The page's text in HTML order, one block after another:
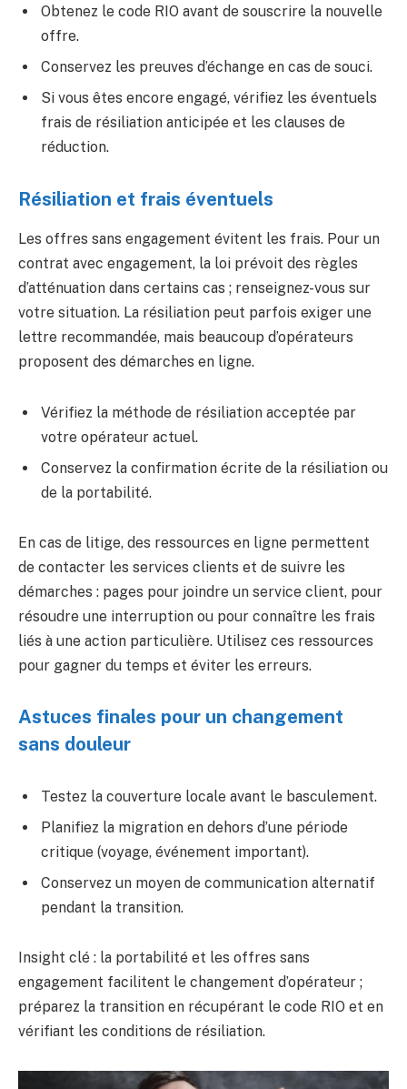
Obtenez le code RIO avant de souscrire la nouvelle
offre.
Conservez les preuves d’échange en cas de souci.
Si vous êtes encore engagé, vérifiez les éventuels
frais de résiliation anticipée et les clauses de
réduction.
Résiliation et frais éventuels
Les offres sans engagement évitent les frais. Pour un
contrat avec engagement, la loi prévoit des règles
d’atténuation dans certains cas ; renseignez-vous sur
votre situation. La résiliation peut parfois exiger une
lettre recommandée, mais beaucoup d’opérateurs
proposent des démarches en ligne.
Vérifiez la méthode de résiliation acceptée par
votre opérateur actuel.
Conservez la confirmation écrite de la résiliation ou
de la portabilité.
En cas de litige, des ressources en ligne permettent
de contacter les services clients et de suivre les
démarches : pages pour joindre un service client, pour
résoudre une interruption ou pour connaître les frais
liés à une action particulière. Utilisez ces ressources
pour gagner du temps et éviter les erreurs.
Astuces finales pour un changement
sans douleur
Testez la couverture locale avant le basculement.
Planifiez la migration en dehors d’une période
critique (voyage, événement important).
Conservez un moyen de communication alternatif
pendant la transition.
Insight clé : la portabilité et les offres sans
engagement facilitent le changement d’opérateur ;
préparez la transition en récupérant le code RIO et en
vérifiant les conditions de résiliation.